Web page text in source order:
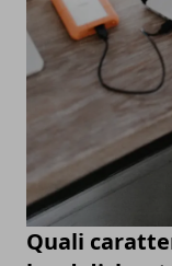
Quali